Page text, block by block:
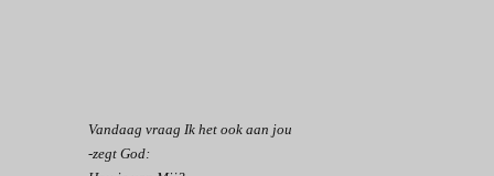
Vandaag vraag Ik het ook aan jou
-zegt God: